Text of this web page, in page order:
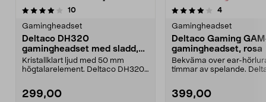
10recensioner
Gamingheadset
Deltaco DH320
gamingheadset med sladd,
GAM-190
Kristallklart ljud med 50 mm
högtalarelement. Deltaco DH320
299,00
4.0 av 5 stjärnor 4recensioner
Gamingheadset
Deltaco Gaming
gamingheadset, rosa
Bekväma over ear-
timmar av spelande.
399,00
4.0 av 5 stjärnor